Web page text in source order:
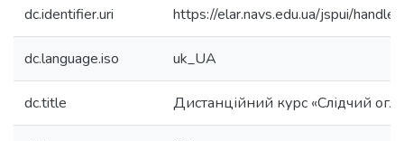
dc.identifier.uri https://elar.navs.edu.ua/jspui/
dc.language.iso uk_UA
dc.title Дистанційний курс «Слідчий